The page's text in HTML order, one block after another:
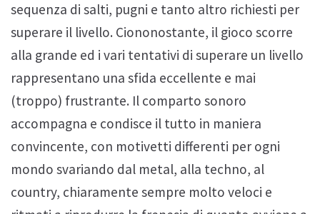
sequenza di salti, pugni e tanto altro richiesti per
superare il livello. Ciononostante, il gioco scorre
alla grande ed i vari tentativi di superare un livello
rappresentano una sfida eccellente e mai
(troppo) frustrante. Il comparto sonoro
accompagna e condisce il tutto in maniera
convincente, con motivetti differenti per ogni
mondo svariando dal metal, alla techno, al
country, chiaramente sempre molto veloci e